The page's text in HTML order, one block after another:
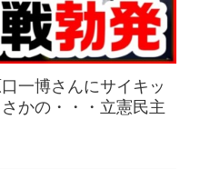
一博さんにサイキッ
かの・・・立憲民主